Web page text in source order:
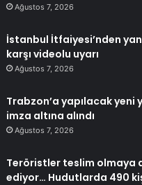
Ağustos 7, 2026
İstanbul İtfaiyesi’nden
karşı videolu uyarı
Ağustos 7, 2026
Trabzon’a yapılacak yeni
imza altına alındı
Ağustos 7, 2026
Teröristler teslim olmaya
ediyor… Hudutlarda 490